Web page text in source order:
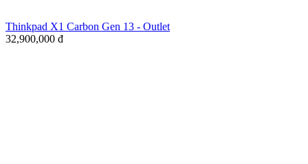
Thinkpad X1 Carbon Gen 13 - Outlet
32,900,000 đ